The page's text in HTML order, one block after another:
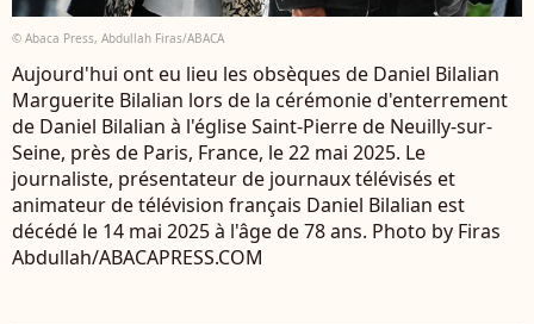
© Abaca Press, Abdullah Firas/ABACA
Aujourd'hui ont eu lieu les obsèques de Daniel Bilalian
Marguerite Bilalian lors de la cérémonie d'enterrement
de Daniel Bilalian à l'église Saint-Pierre de Neuilly-sur-
Seine, près de Paris, France, le 22 mai 2025. Le
journaliste, présentateur de journaux télévisés et
animateur de télévision français Daniel Bilalian est
décédé le 14 mai 2025 à l'âge de 78 ans. Photo by Firas
Abdullah/ABACAPRESS.COM